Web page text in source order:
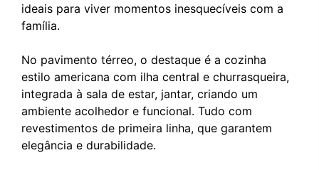
ideais para viver momentos inesquecíveis com a
família.
No pavimento térreo, o destaque é a cozinha
estilo americana com ilha central e churrasqueira,
integrada à sala de estar, jantar, criando um
ambiente acolhedor e funcional. Tudo com
revestimentos de primeira linha, que garantem
elegância e durabilidade.